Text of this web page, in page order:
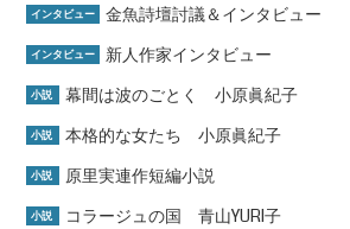
インタビュー 金魚詩壇討議＆インタビュー
インタビュー 新人作家インタビュー
小説 幕間は波のごとく 小原眞紀子
小説 本格的な女たち 小原眞紀子
小説 原里実連作短編小説
小説 コラージュの国 青山YURI子